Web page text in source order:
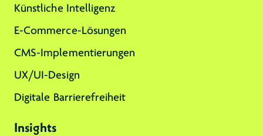
Künstliche Intelligenz
E-Commerce-Lösungen
CMS-Implementierungen
UX/UI-Design
Digitale Barrierefreiheit
Insights